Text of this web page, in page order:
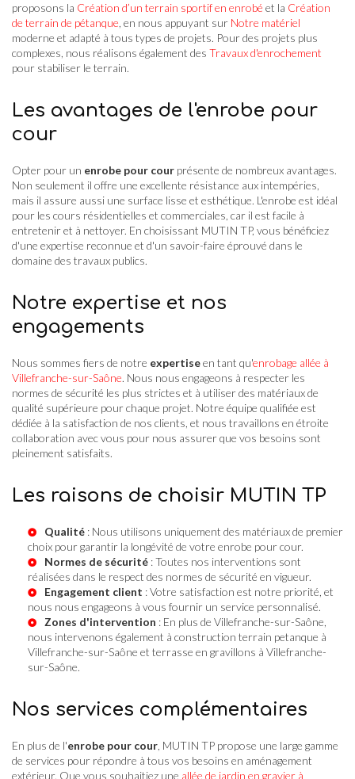
proposons la Création d’un terrain sportif en enrobé et la Création
de terrain de pétanque , en nous appuyant sur Notre matériel
moderne et adapté à tous types de projets. Pour des projets plus
complexes, nous réalisons également des Travaux d'enrochement
pour stabiliser le terrain.
Les avantages de l'enrobe pour
cour
Opter pour un enrobe pour cour présente de nombreux avantages.
Non seulement il offre une excellente résistance aux intempéries,
mais il assure aussi une surface lisse et esthétique. L'enrobe est idéal
pour les cours résidentielles et commerciales, car il est facile à
entretenir et à nettoyer. En choisissant MUTIN TP, vous bénéficiez
d'une expertise reconnue et d'un savoir-faire éprouvé dans le
domaine des travaux publics.
Notre expertise et nos
engagements
Nous sommes fiers de notre expertiseen tant qu'enrobage allée à
Villefranche-sur-Saône. Nous nous engageons à respecter les
normes de sécurité les plus strictes et à utiliser des matériaux de
qualité supérieure pour chaque projet. Notre équipe qualifiée est
dédiée à la satisfaction de nos clients, et nous travaillons en étroite
collaboration avec vous pour nous assurer que vos besoins sont
pleinement satisfaits.
Les raisons de choisir MUTIN TP
Qualité : Nous utilisons uniquement des matériaux de premier
choix pour garantir la longévité de votre enrobe pour cour.
Normes de sécurité : Toutes nos interventions sont
réalisées dans le respect des normes de sécurité en vigueur.
Engagement client : Votre satisfaction est notre priorité, et
nous nous engageons à vous fournir un service personnalisé.
Zones d'intervention : En plus de Villefranche-sur-Saône,
nous intervenons également à construction terrain petanque à
Villefranche-sur-Saône et terrasse en gravillons à Villefranche-
sur-Saône.
Nos services complémentaires
En plus de l'enrobe pour cour , MUTIN TP propose une large gamme
de services pour répondre à tous vos besoins en aménagement
extérieur. Que vous souhaitiez une allée de jardin en gravier à